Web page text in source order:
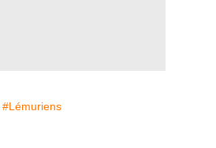
#Lémuriens